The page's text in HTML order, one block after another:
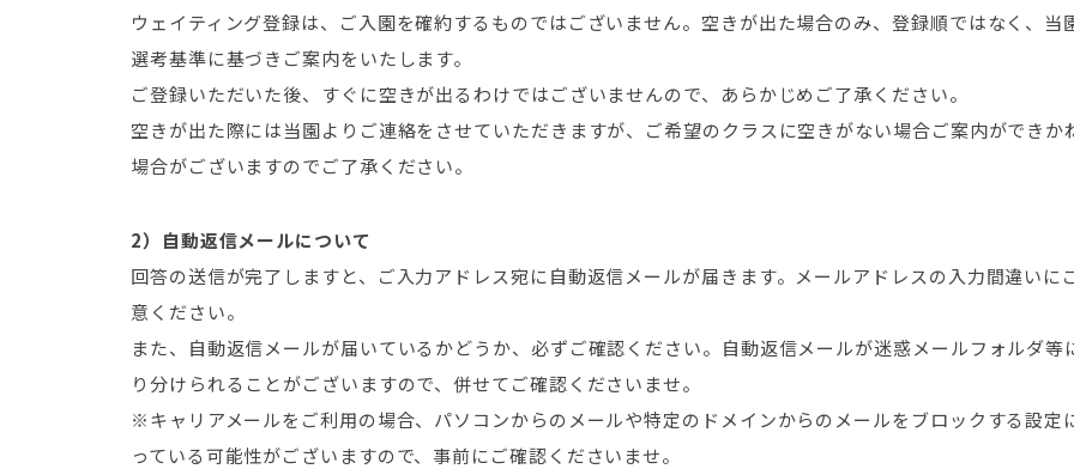
ウェイティング登録は、ご入園を確約するものではございません。空きが出た場合のみ、登録順ではなく、当
選考基準に基づきご案内をいたします。
ご登録いただいた後、すぐに空きが出るわけではございませんので、あらかじめご了承ください。
空きが出た際には当園よりご連絡をさせていただきますが、ご希望のクラスに空きがない場合ご案内ができか
場合がございますのでご了承ください。
2）自動返信メールについて
回答の送信が完了しますと、ご入力アドレス宛に自動返信メールが届きます。メールアドレスの入力間違いに
意ください。
また、自動返信メールが届いているかどうか、必ずご確認ください。自動返信メールが迷惑メールフォルダ等
り分けられることがございますので、併せてご確認くださいませ。
※キャリアメールをご利用の場合、パソコンからのメールや特定のドメインからのメールをブロックする設定
っている可能性がございますので、事前にご確認くださいませ。